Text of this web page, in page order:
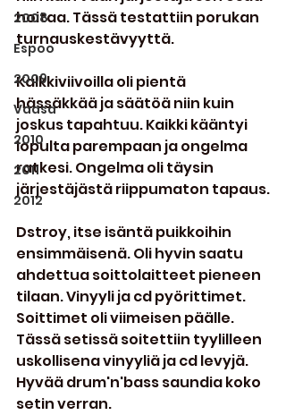
2008
Espoo
2009
Vaasa
2010
2011
2012
hoitaa. Tässä testattiin porukan
turnauskestävyyttä.
Kalkkiviivoilla oli pientä
hässäkkää ja säätöä niin kuin
joskus tapahtuu. Kaikki kääntyi
lopulta parempaan ja ongelma
ratkesi. Ongelma oli täysin
järjestäjästä riippumaton tapaus.
Dstroy, itse isäntä puikkoihin
ensimmäisenä. Oli hyvin saatu
ahdettua soittolaitteet pieneen
tilaan. Vinyyli ja cd pyörittimet.
Soittimet oli viimeisen päälle.
Tässä setissä soitettiin tyylilleen
uskollisena vinyyliä ja cd levyjä.
Hyvää drum'n'bass saundia koko
setin verran.